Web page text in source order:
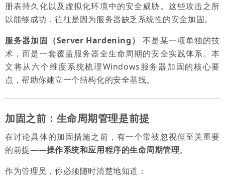
册表持久化以及虚拟化环境中的安全威胁。这些攻击之所
以能够成功，往往是因为服务器缺乏系统性的安全加固。
服务器加固（Server Hardening）
不是某一项单独的技
术，而是一套覆盖服务器全生命周期的安全实践体系。本
文将从六个维度系统梳理Windows服务器加固的核心要
点，帮助你建立一个结构化的安全基线。
加固之前：生命周期管理是前提
在讨论具体的加固措施之前，有一个常被忽视但至关重要
的前提——操作系统和应用程序的生命周期管理。
作为管理员，你必须随时清楚地知道：